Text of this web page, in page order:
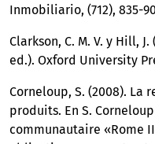
Inmobiliario, (712), 835-
Clarkson, C. M. V. y Hill,
ed.). Oxford University
Corneloup, S. (2008).
produits. En S.
communautaire «Rome